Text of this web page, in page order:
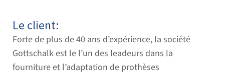
Le client:
Forte de plus de 40 ans d’expérience, la société
Gottschalk est le l’un des leadeurs dans la
fourniture et l’adaptation de prothèses